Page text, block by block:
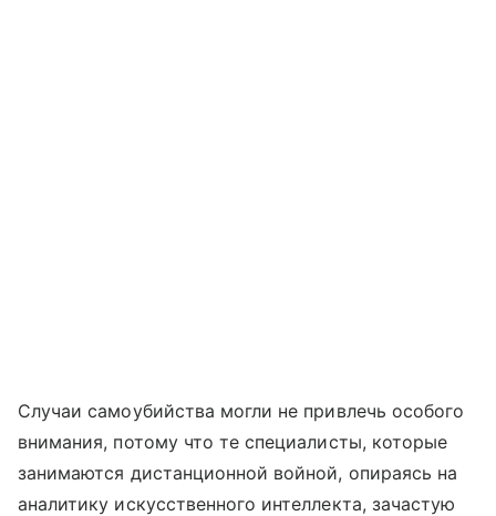
Случаи самоубийства могли не привлечь особого
внимания, потому что те специалисты, которые
занимаются дистанционной войной, опираясь на
аналитику искусственного интеллекта, зачастую